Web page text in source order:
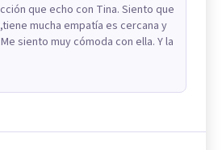
que echo con Tina. Siento que
mucha empatía es cercana y
siento muy cómoda con ella. Y la